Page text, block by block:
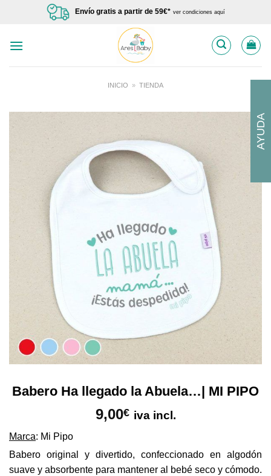
Envío gratis a partir de 59€* ver condiciones aquí
INICIO » TIENDA
Babero Ha llegado la Abuela…| MI PIPO
9,00€ iva incl.
Marca: Mi Pipo
Babero original y divertido, confeccionado en algodón
suave y absorbente para mantener al bebé seco y cómodo.
AYUDA